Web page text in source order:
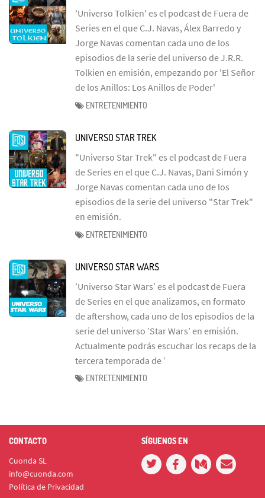
'Universo Tolkien' es el podcast de Fuera de
Series en el que C.J. Navas, Álex Barredo y
Jorge Navas comentan cada uno de los
episodios de la serie del universo de J.R.R.
Tolkien en emisión, empezando por 'El Señor
de los Anillos: Los Anillos de Poder'
ENTRETENIMIENTO
UNIVERSO STAR TREK
"Universo Star Trek" es el podcast de Fuera
de Series en el que C.J. Navas, Dani Simón y
Jorge Navas comentan cada uno de los
episodios de la serie del universo "Star Trek"
en emisión.
ENTRETENIMIENTO
UNIVERSO STAR WARS
’Universo Star Wars’ es el podcast de Fuera
de Series en el que analizamos, en formato
de aftershow, cada uno de los episodios de la
serie del universo ’Star Wars’ en emisión.
Actualmente podrás escuchar los recaps de la
tercera temporada de ’
ENTRETENIMIENTO
CONTACTO
Cuonda SL
info@cuonda.com
Política de Privacidad
SÍGUENOS EN